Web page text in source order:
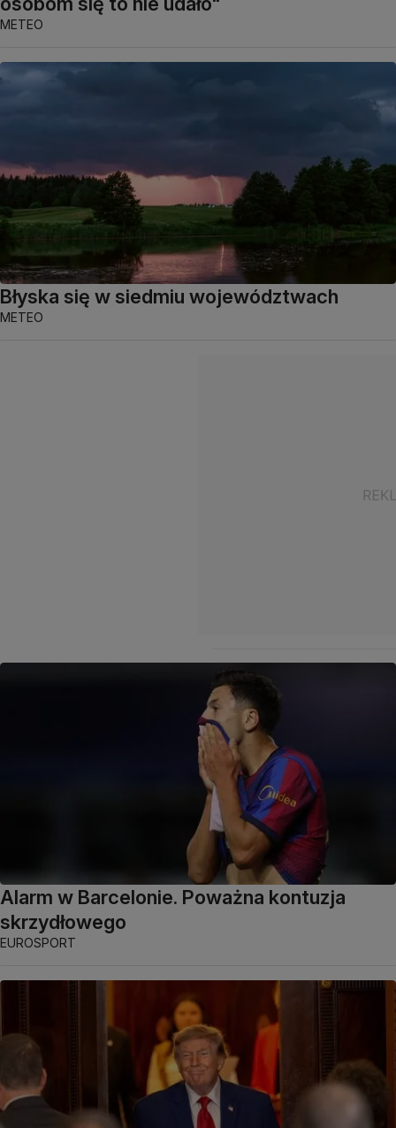
METEO
Błyska się w siedmiu województwach
METEO
Alarm w Barcelonie. Poważna kontuzja
skrzydłowego
EUROSPORT